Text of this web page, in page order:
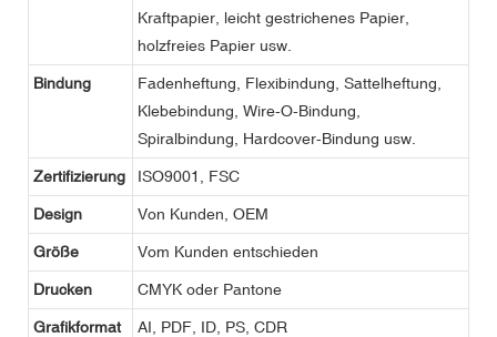
Kraftpapier, leicht gestrichenes Papier,
holzfreies Papier usw.
Bindung
Fadenheftung, Flexibindung, Sattelheftung,
Klebebindung, Wire-O-Bindung,
Spiralbindung, Hardcover-Bindung usw.
Zertifizierung ISO9001, FSC
Design Von Kunden, OEM
Größe Vom Kunden entschieden
Drucken CMYK oder Pantone
Grafikformat AI, PDF, ID, PS, CDR